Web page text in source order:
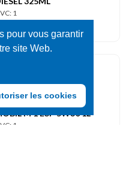
pour vous garantir
site Web.
les cookies
1
M 1 ESP 5W30 1L
1